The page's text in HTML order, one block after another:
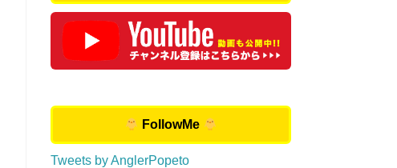
FollowMe
Tweets by AnglerPopeto